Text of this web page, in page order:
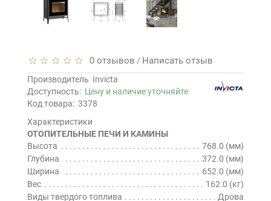
0 отзывов / Написать отзыв
Производитель Invicta
Доступность: Цену и наличие уточняйте
Код товара: 3378
Характеристики
ОТОПИТЕЛЬНЫЕ ПЕЧИ И КАМИНЫ
Высота
768.0 (мм)
Глубина
372.0 (мм)
Ширина
652.0 (мм)
Вес
162.0 (кг)
Виды твердого топлива
Дрова